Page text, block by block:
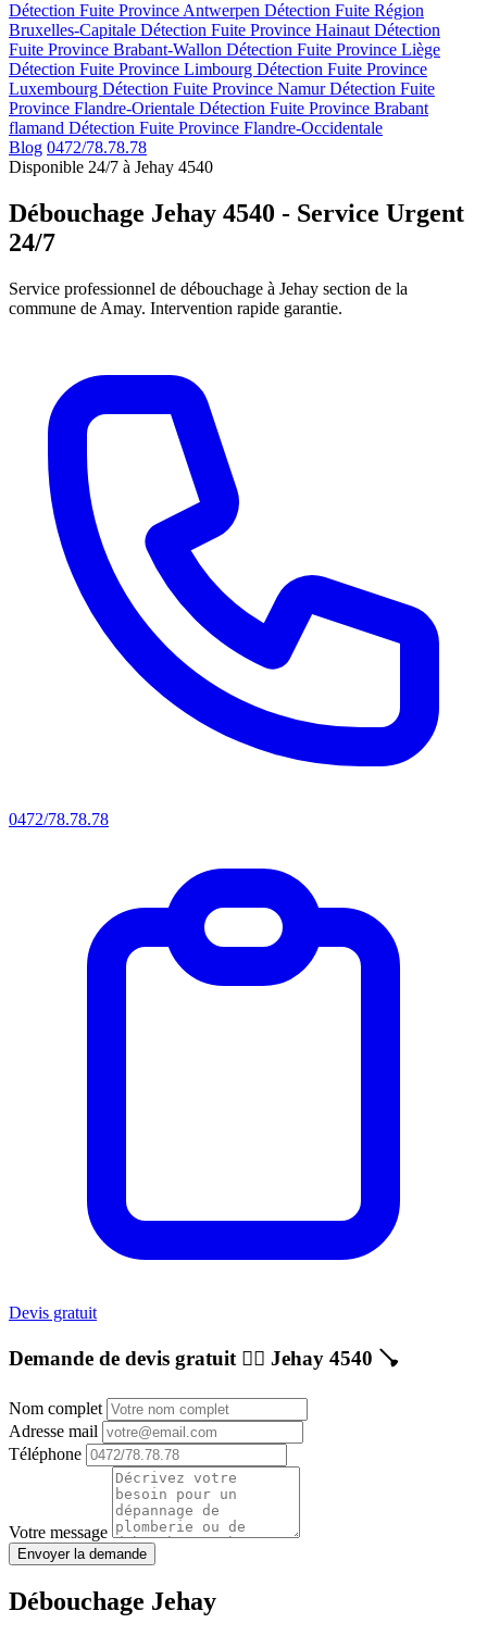
Détection Fuite Province Antwerpen Détection Fuite Région
Bruxelles-Capitale Détection Fuite Province Hainaut Détection
Fuite Province Brabant-Wallon Détection Fuite Province Liège
Détection Fuite Province Limbourg Détection Fuite Province
Luxembourg Détection Fuite Province NamurDétection Fuite
Province Flandre-Orientale Détection Fuite Province Brabant
flamand Détection Fuite Province Flandre-Occidentale
Blog 0472/78.78.78
Disponible 24/7 à Jehay 4540
Débouchage Jehay 4540 - Service Urgent
24/7
Service professionnel de débouchage à Jehay section de la
commune de Amay. Intervention rapide garantie.
0472/78.78.78
Devis gratuit
Demande de devis gratuit 👷‍♂️ Jehay 4540 🪠
Nom complet
Adresse mail
Téléphone
Votre message
Envoyer la demande
Débouchage Jehay